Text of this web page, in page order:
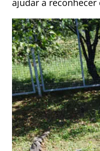
ajudar a